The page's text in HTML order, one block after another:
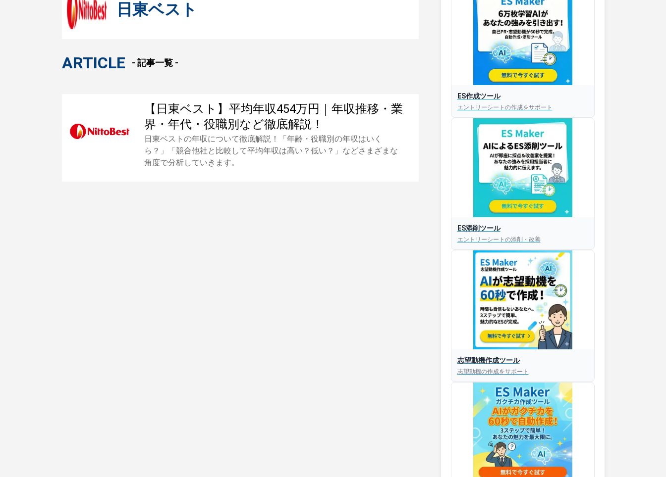
日東ベスト
ARTICLE - 記事一覧 -
【日東ベスト】平均年収454万円｜年収推移・業
界・年代・役職別など徹底解説！
日東ベストの年収について徹底解説！「年齢・役職別の年収はいく
ら？」「競合他社と比較して平均年収は高い？低い？」などさまざまな
角度で分析していきます。
ES作成ツール
エントリーシートの作成をサポート
ES添削ツール
エントリーシートの添削・改善
志望動機作成ツール
志望動機の作成をサポート